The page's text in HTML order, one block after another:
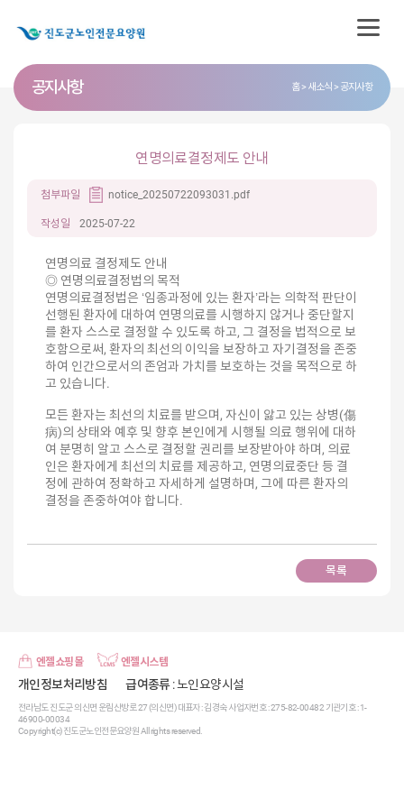
공지사항 홈 새소식 공지사항
연명의료결정제도 안내
첨부파일 notice_20250722093031.pdf
작성일 2025-07-22
연명의료 결정제도 안내
◎ 연명의료결정법의 목적
연명의료결정법은 ‘임종과정에 있는 환자’라는 의학적 판단이
선행된 환자에 대하여 연명의료를 시행하지 않거나 중단할지
를 환자 스스로 결정할 수 있도록 하고, 그 결정을 법적으로 보
호함으로써, 환자의 최선의 이익을 보장하고 자기결정을 존중
하여 인간으로서의 존엄과 가치를 보호하는 것을 목적으로 하
고 있습니다.
모든 환자는 최선의 치료를 받으며, 자신이 앓고 있는 상병(傷
病)의 상태와 예후 및 향후 본인에게 시행될 의료 행위에 대하
여 분명히 알고 스스로 결정할 권리를 보장받아야 하며, 의료
인은 환자에게 최선의 치료를 제공하고, 연명의료중단 등 결
정에 관하여 정확하고 자세하게 설명하며, 그에 따른 환자의
결정을 존중하여야 합니다.
사전연명의료의향서란 19세 이상의 사람이 향후 자신의 연명
의료중단 등 결정 및 호스피스에 관한 의사를 직접 문서로 작
작성해야 합니다.
https://lst.go.kr/main/main.do
목록
엔젤쇼핑몰 엔젤시스템
개인정보처리방침 급여종류: 노인요양시설
전라남도 진도군 의신면 운림산방로 27 (의신면) 대표자 : 김경숙 사업자번호 : 275-82-00482 기관기호 : 1-
46900-00034
Copyright(c) 진도군노인전문요양원 All rights reserved.